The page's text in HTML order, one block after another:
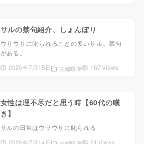
サルの禁句紹介、しょんぼり
ウサウサに叱られることの多いサル。禁句
がある。
2026年7月15日
夫婦喧嘩 167 Views
女性は理不尽だと思う時【60代の嘆
き】
サルの日常はウサウサに叱られる
2026年7月14日
51 Views